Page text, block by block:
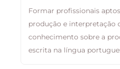
Formar profissionais
produção e interpretação
conhecimento sobre a
escrita na língua